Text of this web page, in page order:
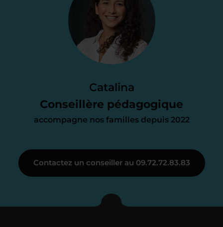
Catalina
Conseillère pédagogique
accompagne nos familles depuis 2022
proposition
d’accompagnement
parfait. À partir de maintenant nous
nous occupons de tout.
Je vous présente votre
enseignant sous 72
Contactez un conseiller au 09.72.72.83.83